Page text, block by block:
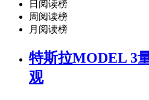
日阅读榜
周阅读榜
月阅读榜
特斯拉MODEL 3
观